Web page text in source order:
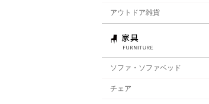
アウトドア雑貨
ソファ・ソファベッド
チェア